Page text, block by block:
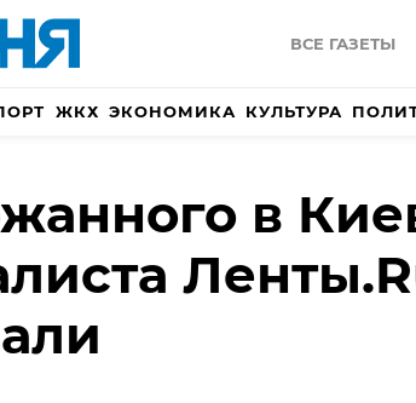
ВСЕ ГАЗЕТЫ
ЖКХ ЭКОНОМИКА КУЛЬТУРА
в